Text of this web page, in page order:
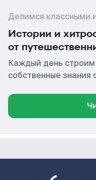
Делимся классными
Истории и
от
Каждый день строим
собственные знания